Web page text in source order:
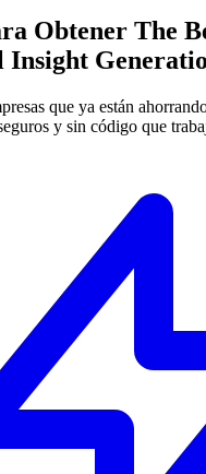
Obtener The
Insight
que ya están
y sin código que